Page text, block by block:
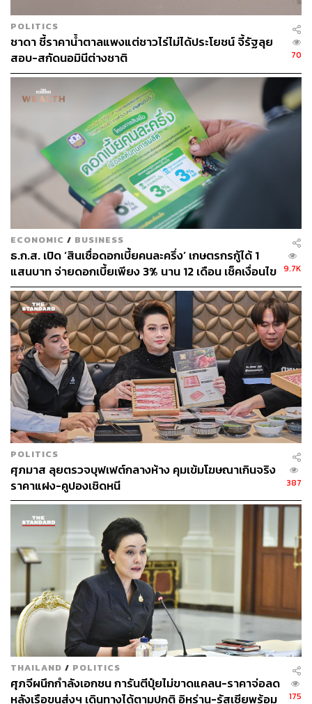
ความในมาตรา 15 แห่ง พ.ร.บ. ว่าด้วยราคาสินค้าและบริการ
พ.ศ. 2542
ซึ่งหากเห็นว่ามีการคิดราคาสูงเกินสมควรจริง จะมีโทษจำ
คุกไม่เกิน 7 ปี ปรับไม่เกิน 140,000 บาท หรือทั้งจำทั้งปรับ
ลักษณ์นารา พักตร์เพียงจันทร์
อ้างอิง:
www.facebook.com/permalink.php
TAGS: กรมการค้าภายใน ราคายา ค่ารักษาพยาบาล
352
ABOUT THE AUTHOR
อนุชิต ไกรวิจิตร
Content Creator ประจำกองบรรณาธิการข่าว
กีฬา สำนักข่าว THE STANDARD ผู้มีงาน
อดิเรกคือการสัมภาษณ์ BNK48
POLITICS
ชาดา ชี้ราคาน้ำตาลแพงแต่ชาวไร่ไม่ได้ประโยชน์ จี้รัฐลุย
สอบ-สกัดนอมินีต่างชาติ
70
ECONOMIC / BUSINESS
ธ.ก.ส. เปิด ‘สินเชื่อดอกเบี้ยคนละครึ่ง’ เกษตรกรกู้ได้ 1
แสนบาท จ่ายดอกเบี้ยเพียง 3% นาน 12 เดือน เช็คเงื่อนไข
ที่นี่
9.7K
POLITICS
ศุภมาส ลุยตรวจบุฟเฟต์กลางห้าง คุมเข้มโฆษณาเกินจริง
ราคาแฝง-คูปองเชิดหนี
387
THAILAND / POLITICS
ศุภจีผนึกกำลังเอกชน การันตีปุ๋ยไม่ขาดแคลน-ราคาจ่อลด
หลังเรือขนส่งฯ เดินทางได้ตามปกติ อิหร่าน-รัสเซียพร้อม
175